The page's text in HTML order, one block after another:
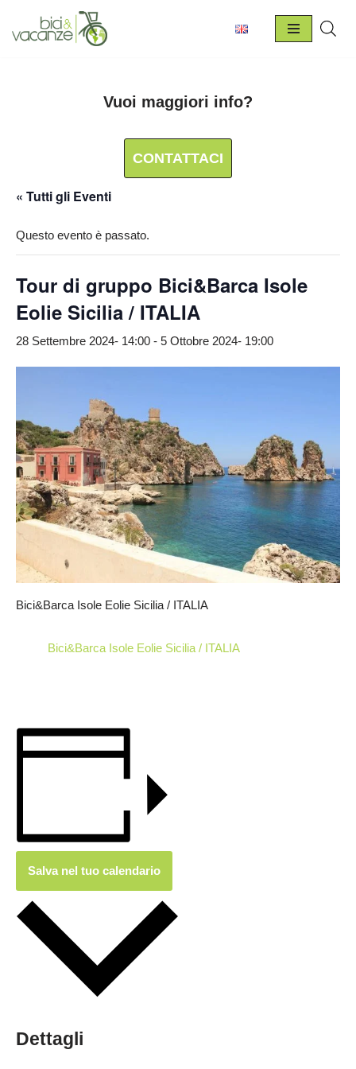
Vai
Vuoi maggiori info?
CONTATTACI
« Tutti gli Eventi
Questo evento è passato.
Tour di gruppo Bici&Barca Isole
Eolie Sicilia / ITALIA
28 Settembre 2024- 14:00 - 5 Ottobre 2024- 19:00
Bici&Barca Isole Eolie Sicilia / ITALIA
Bici&Barca Isole Eolie Sicilia / ITALIA
Salva nel tuo calendario
Dettagli